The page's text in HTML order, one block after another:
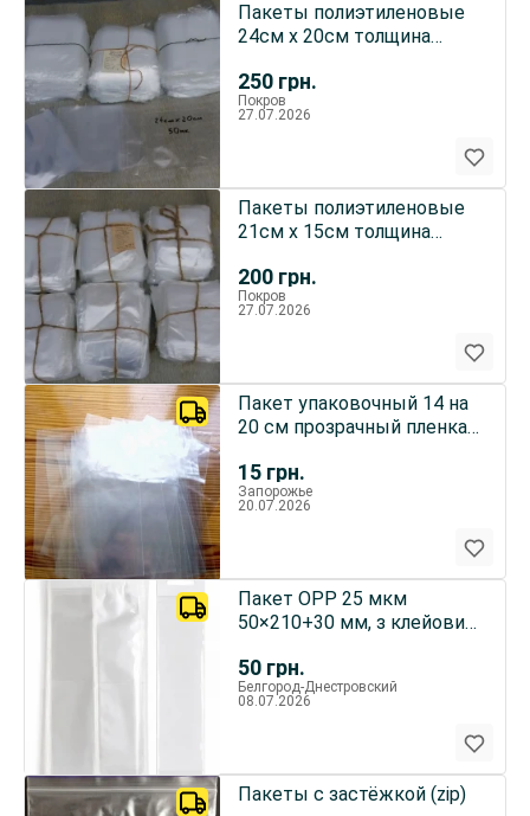
250 грн.
Пакеты полиэтиленовые
24см х 20см толщина
Покров
27.07.2026
200 грн.
Пакеты полиэтиленовые
21см х 15см толщина
Покров
27.07.2026
15 грн.
Пакет упаковочный 14 на
20 см прозрачный пленка
Запорожье
20.07.2026
50 грн.
Пакет OPP 25 мкм
50×210+30 мм, з клейовим
Белгород-Днестровский
08.07.2026
Пакеты с застёжкой (zip)